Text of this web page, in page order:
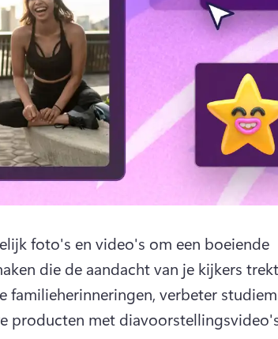
foto's en video's om een boeiende
familieherinneringen, verbeter
producten met